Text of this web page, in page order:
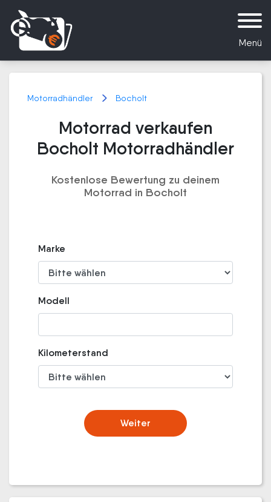
Menü
Motorradhändler Bocholt
Motorrad verkaufen
Bocholt Motorradhändler
Kostenlose Bewertung zu deinem
Motorrad in Bocholt
Marke
Modell
Kilometerstand
Weiter